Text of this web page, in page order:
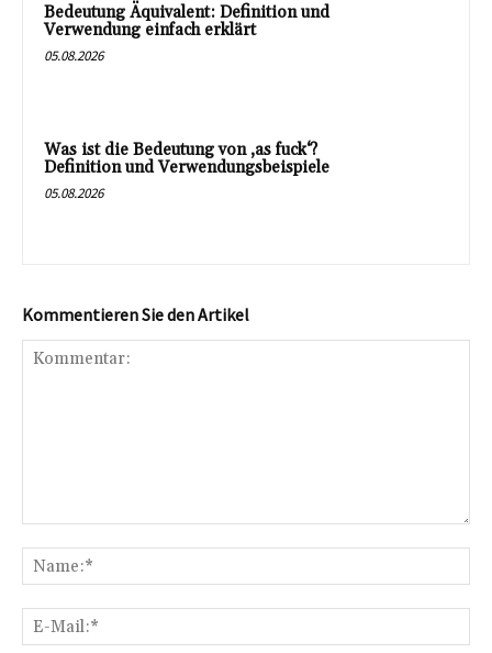
Bedeutung Äquivalent: Definition und
Verwendung einfach erklärt
05.08.2026
Was ist die Bedeutung von ‚as fuck‘?
Definition und Verwendungsbeispiele
05.08.2026
Kommentieren Sie den Artikel